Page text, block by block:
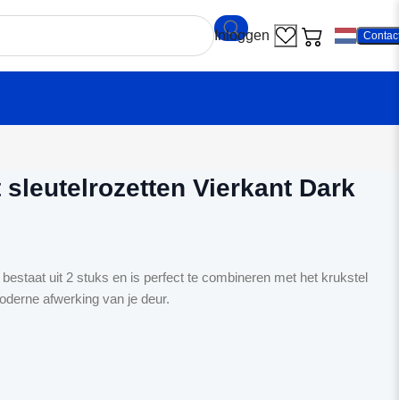
sleutelrozetten Vierkant Dark
uit 2 stuks en is perfect te combineren met het krukstel
afwerking van je deur.